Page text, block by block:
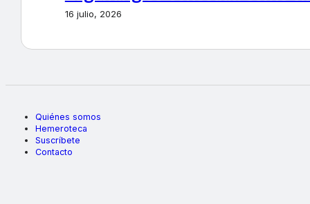
16 julio, 2026
Quiénes somos
Hemeroteca
Suscríbete
Contacto